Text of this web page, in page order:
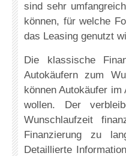
sind sehr
können, für welche
das Leasing genutzt
Die klassische
Autokäufern zum
können Autokäufer
wollen. Der
Wunschlaufzeit
Finanzierung zu
Detaillierte